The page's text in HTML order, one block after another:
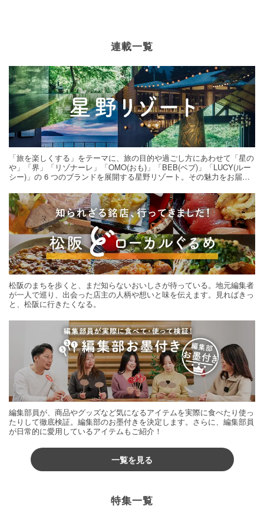
連載一覧
「旅を楽しくする」をテーマに、旅の目的や過ごし方にあわせて「星の
や」「界」「リゾナーレ」「OMO(おも)」「BEB(ベブ)」「LUCY(ルー
シー)」の 6 つのブランドを展開する星野リゾート。その魅力をお届け
松阪のまちを歩くと、まだ知らないおいしさが待っている。地元編集者
が一人で巡り、出会った店主の人柄や想いと味を伝えます。見ればきっ
と、松阪に行きたくなる。
編集部員が、商品やグッズなど気になるアイテムを実際に食べたり使っ
たりして徹底検証。編集部のお墨付きを決定します。さらに、編集部員
が日常的に愛用しているアイテムもご紹介！
一覧を見る
特集一覧